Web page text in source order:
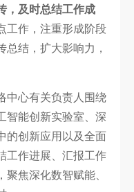
，及时总结工作成
工作，注重形成阶段
结，扩大影响力，
中心有关负责人围绕
智能创新实验室、深
的创新应用以及全面
工作进展、汇报工作
焦深化数智赋能、